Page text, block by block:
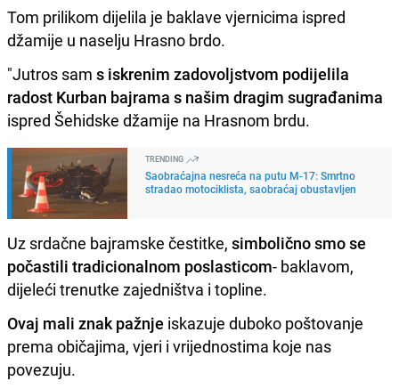
Tom prilikom dijelila je baklave vjernicima ispred
džamije u naselju Hrasno brdo.
"Jutros sam s iskrenim zadovoljstvom podijelila
radost Kurban bajrama s našim dragim sugrađanima
ispred Šehidske džamije na Hrasnom brdu.
TRENDING
Saobraćajna nesreća na putu M-17: Smrtno
stradao motociklista, saobraćaj obustavljen
Uz srdačne bajramske čestitke, simbolično smo se
počastili tradicionalnom poslasticom- baklavom,
dijeleći trenutke zajedništva i topline.
Ovaj mali znak pažnje iskazuje duboko poštovanje
prema običajima, vjeri i vrijednostima koje nas
povezuju.